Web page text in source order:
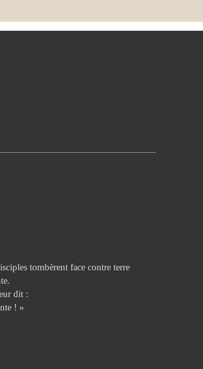
tombèrent face contre terre
dit :
! »